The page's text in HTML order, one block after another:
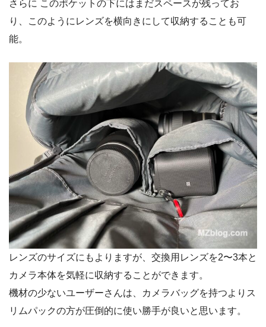
さらに このポケットの下にはまだスペースが残ってお
り、このようにレンズを横向きにして収納することも可
能。
レンズのサイズにもよりますが、交換用レンズを2〜3本と
カメラ本体を気軽に収納することができます。
機材の少ないユーザーさんは、カメラバッグを持つよりス
リムパックの方が圧倒的に使い勝手が良いと思います。